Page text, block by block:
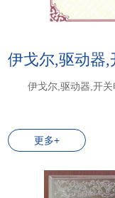
伊戈尔,驱动器,开关
更多+